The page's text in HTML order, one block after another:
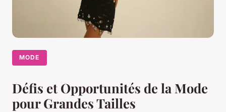
MODE
Défis et Opportunités de la Mode
pour Grandes Tailles